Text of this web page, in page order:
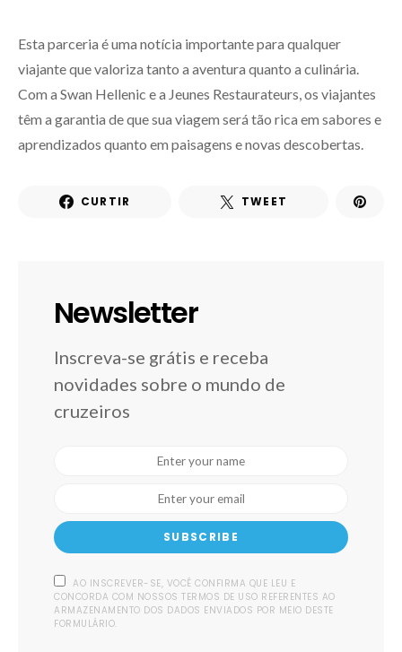
Esta parceria é uma notícia importante para qualquer
viajante que valoriza tanto a aventura quanto a culinária.
Com a Swan Hellenic e a Jeunes Restaurateurs, os viajantes
têm a garantia de que sua viagem será tão rica em sabores e
aprendizados quanto em paisagens e novas descobertas.
CURTIR TWEET
Newsletter
Inscreva-se grátis e receba
novidades sobre o mundo de
cruzeiros
SUBSCRIBE
AO INSCREVER-SE, VOCÊ CONFIRMA QUE LEU E
CONCORDA COM NOSSOS TERMOS DE USO REFERENTES AO
ARMAZENAMENTO DOS DADOS ENVIADOS POR MEIO DESTE
FORMULÁRIO.